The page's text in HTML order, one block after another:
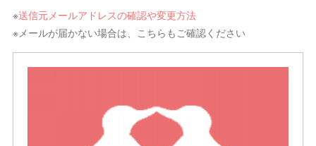
※送信元メールアドレスの確認や変更方法
※メールが届かない場合は、こちらもご確認ください